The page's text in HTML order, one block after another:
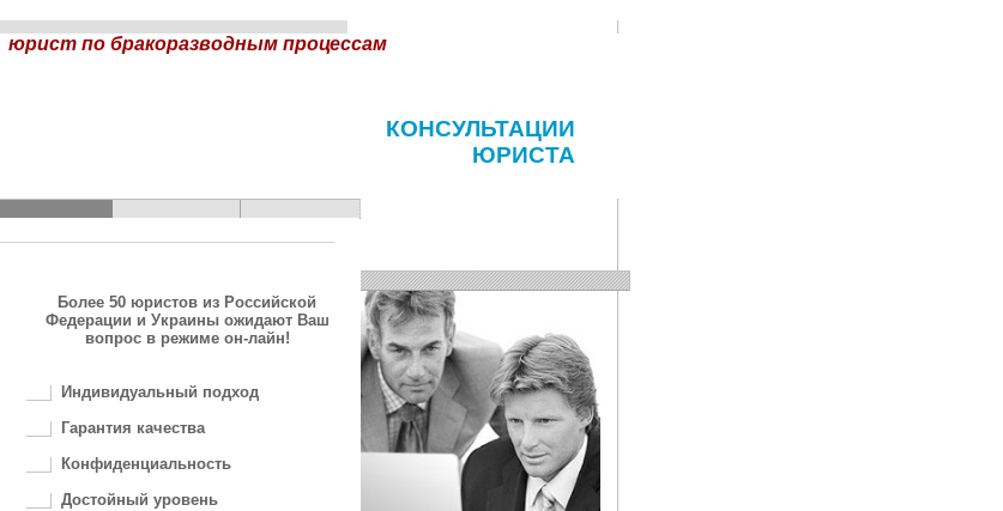
юрист по бракоразводным процессам
КОНСУЛЬТАЦИИ
ЮРИСТА
Более 50 юристов из Российской
Федерации и Украины ожидают Ваш
вопрос в режиме он-лайн!
Индивидуальный подход
Гарантия качества
Конфиденциальность
Достойный уровень